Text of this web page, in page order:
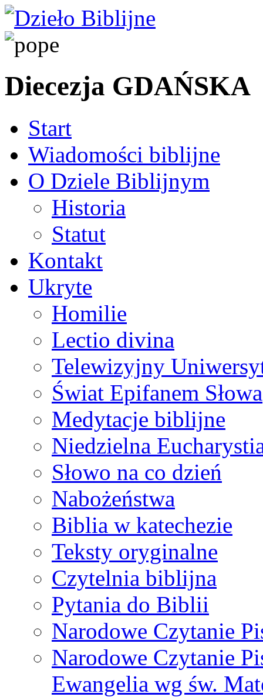
Diecezja GDAŃSKA
Start
Wiadomości biblijne
O Dziele Biblijnym
Historia
Statut
Kontakt
Ukryte
Homilie
Lectio divina
Telewizyjny
Świat Epifanem Słowa
Medytacje biblijne
Niedzielna
Słowo na co dzień
Nabożeństwa
Biblia w katechezie
Teksty oryginalne
Czytelnia biblijna
Pytania do Biblii
Narodowe Czytanie
Narodowe Czytanie
Ewangelia wg św.